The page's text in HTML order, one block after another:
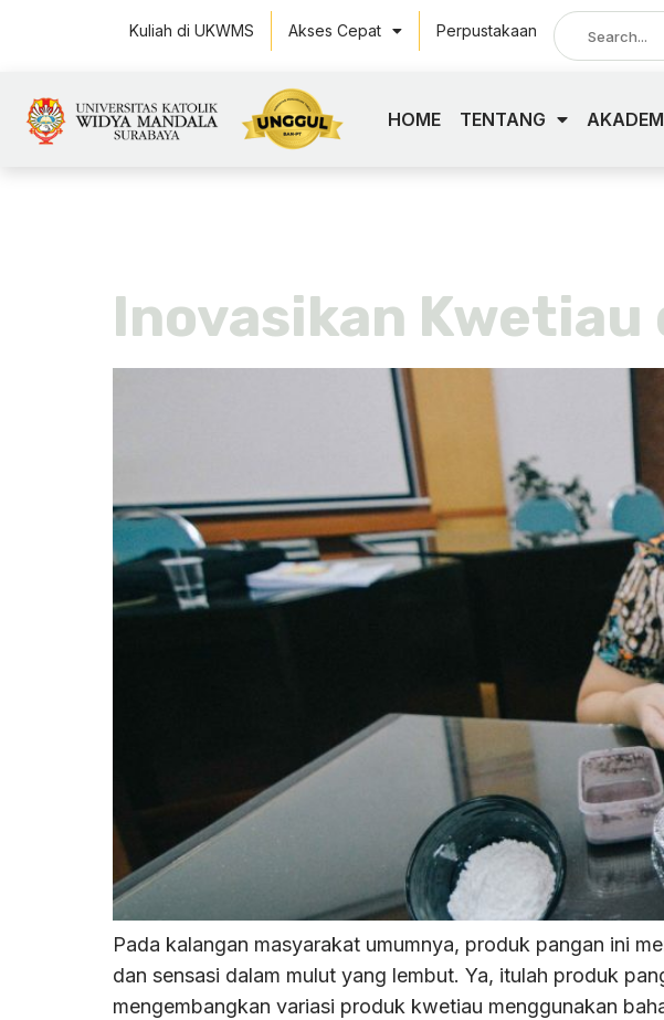
Kuliah di UKWMS Akses Cepat Perpustakaan
HOME TENTANG
Inovasikan
Pada kalangan masyarakat umumnya, produk pangan ini
dan sensasi dalam mulut yang lembut. Ya, itulah produk
mengembangkan variasi produk kwetiau menggunakan